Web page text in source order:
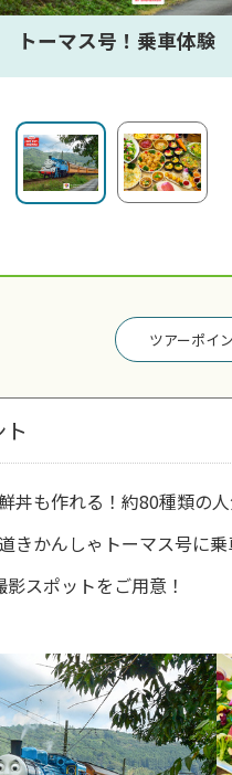
トーマス号！乗車体験
ツアーポイ
丼も作れる！約80種類の
きかんしゃトーマス号に
スポットをご用意！